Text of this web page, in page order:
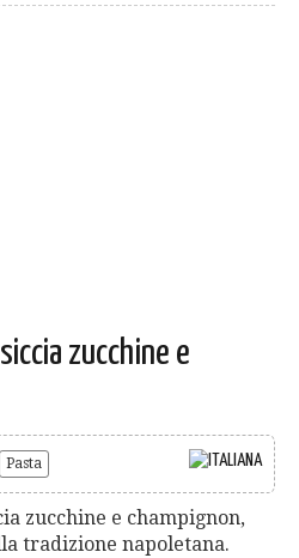
zucchine e
Pasta
zucchine e champignon,
tradizione napoletana.